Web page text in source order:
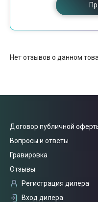
Нет отзывов о данном
Договор публичной
Вопросы и ответы
Гравировка
Отзывы
Регистрация дилера
Вход дилера